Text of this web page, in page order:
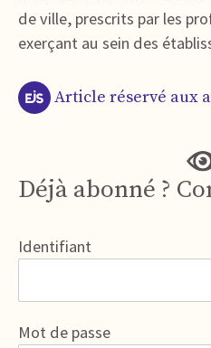
de ville, prescrits par les
exerçant au sein des
Article réservé aux
Déjà abonné ?
Identifiant
Mot de passe